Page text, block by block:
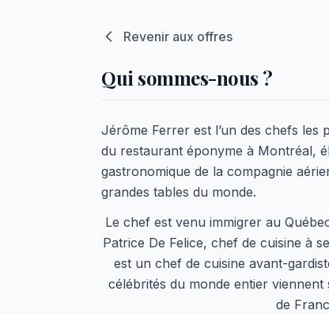
Revenir aux offres
Qui sommes-nous ?
Jérôme Ferrer est l’un des chefs les
du restaurant éponyme à Montréal,
gastronomique de la compagnie
grandes tables du monde.
Le chef est venu immigrer au
Patrice De Felice, chef de cuisine à
est un chef de cuisine avant-
célébrités du monde entier
de